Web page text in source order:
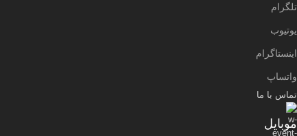
تلگرام
یوتیوب
اینستاگرام
واتساپ
تماس با ما
موبایل